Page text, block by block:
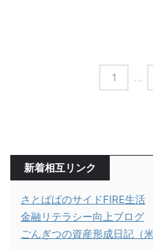
1 …
新着相互リンク
さとぱぱのサイドFIRE生活
金融リテラシー向上ブログ
ごんぎつの資産形成日記（米